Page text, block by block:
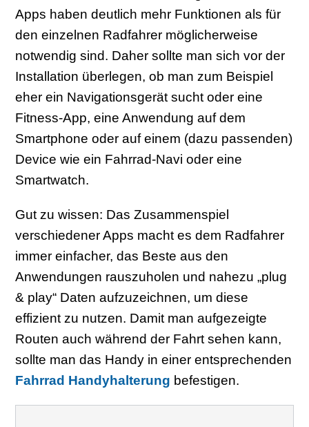
Apps haben deutlich mehr Funktionen als für
den einzelnen Radfahrer möglicherweise
notwendig sind. Daher sollte man sich vor der
Installation überlegen, ob man zum Beispiel
eher ein Navigationsgerät sucht oder eine
Fitness-App, eine Anwendung auf dem
Smartphone oder auf einem (dazu passenden)
Device wie ein Fahrrad-Navi oder eine
Smartwatch.
Gut zu wissen: Das Zusammenspiel
verschiedener Apps macht es dem Radfahrer
immer einfacher, das Beste aus den
Anwendungen rauszuholen und nahezu „plug
& play“ Daten aufzuzeichnen, um diese
effizient zu nutzen. Damit man aufgezeigte
Routen auch während der Fahrt sehen kann,
sollte man das Handy in einer entsprechenden
Fahrrad Handyhalterung befestigen.